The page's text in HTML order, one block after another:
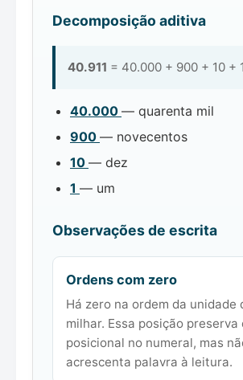
Decomposição aditiva
40.911 = 40.000 + 900 + 10 + 1
40.000 — quarenta mil
900 — novecentos
10 — dez
1 — um
Observações de escrita
Ordens com zero
Há zero na ordem da unidade
milhar. Essa posição preserva
posicional no numeral, mas
acrescenta palavra à leitura.